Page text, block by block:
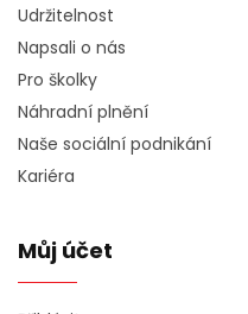
Udržitelnost
Napsali o nás
Pro školky
Náhradní plnění
Naše sociální podnikání
Kariéra
Můj účet